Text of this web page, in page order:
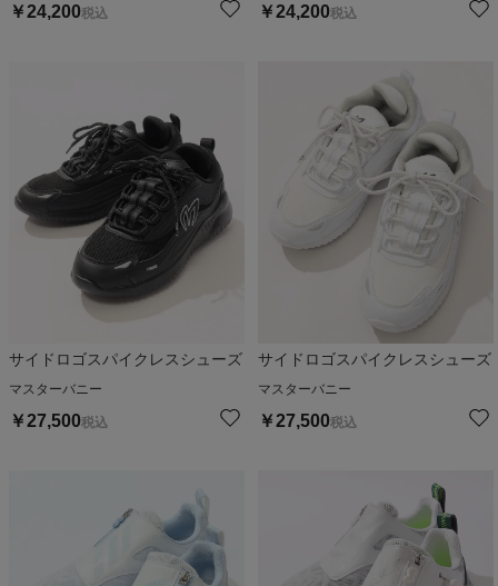
￥24,200税込 ￥24,200税込
サイドロゴスパイクレスシューズ
マスターバニー
￥27,500税込
サイドロゴスパイクレスシューズ
マスターバニー
￥27,500税込